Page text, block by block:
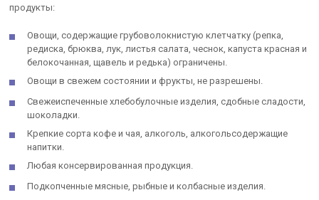
продукты:
Овощи, содержащие грубоволокнистую клетчатку (репка,
редиска, брюква, лук, листья салата, чеснок, капуста красная и
белокочанная, щавель и редька) ограничены.
Овощи в свежем состоянии и фрукты, не разрешены.
Свежеиспеченные хлебобулочные изделия, сдобные сладости,
шоколадки.
Крепкие сорта кофе и чая, алкоголь, алкогольсодержащие
напитки.
Любая консервированная продукция.
Подкопченные мясные, рыбные и колбасные изделия.